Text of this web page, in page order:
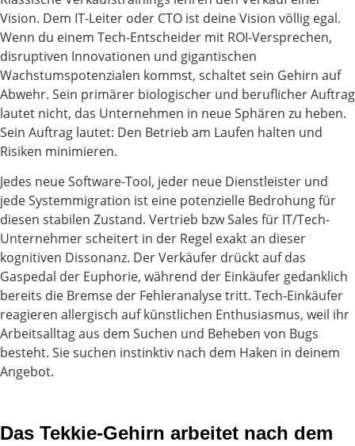
Vision. Dem IT-Leiter oder CTO ist deine Vision völlig egal.
Wenn du einem Tech-Entscheider mit ROI-Versprechen,
disruptiven Innovationen und gigantischen
Wachstumspotenzialen kommst, schaltet sein Gehirn auf
Abwehr. Sein primärer biologischer und beruflicher Auftrag
lautet nicht, das Unternehmen in neue Sphären zu heben.
Sein Auftrag lautet: Den Betrieb am Laufen halten und
Risiken minimieren.
Jedes neue Software-Tool, jeder neue Dienstleister und
jede Systemmigration ist eine potenzielle Bedrohung für
diesen stabilen Zustand. Vertrieb bzw Sales für IT/Tech-
Unternehmer scheitert in der Regel exakt an dieser
kognitiven Dissonanz. Der Verkäufer drückt auf das
Gaspedal der Euphorie, während der Einkäufer gedanklich
bereits die Bremse der Fehleranalyse tritt. Tech-Einkäufer
reagieren allergisch auf künstlichen Enthusiasmus, weil ihr
Arbeitsalltag aus dem Suchen und Beheben von Bugs
besteht. Sie suchen instinktiv nach dem Haken in deinem
Angebot.
Das Tekkie-Gehirn arbeitet nach dem